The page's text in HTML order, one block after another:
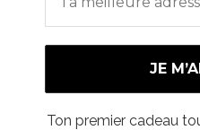
Ton premier cadeau